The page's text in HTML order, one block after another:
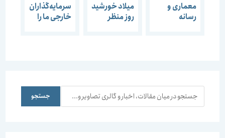
معماری و
رسانه
میلاد خورشید
روز منظر
سرمایه‌گذاران
خارجی ما را
جستجو جستجو